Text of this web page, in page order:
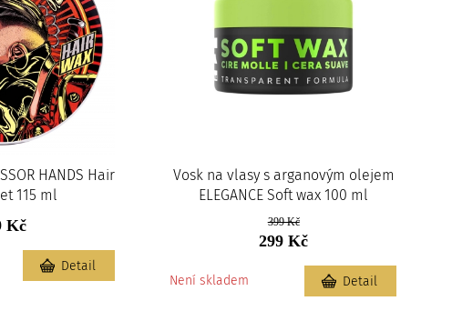
HANDS Hair
115 ml
Kč
Detail
Vosk na vlasy s arganovým olejem
ELEGANCE Soft wax 100 ml
399 Kč
299 Kč
Není skladem Detail